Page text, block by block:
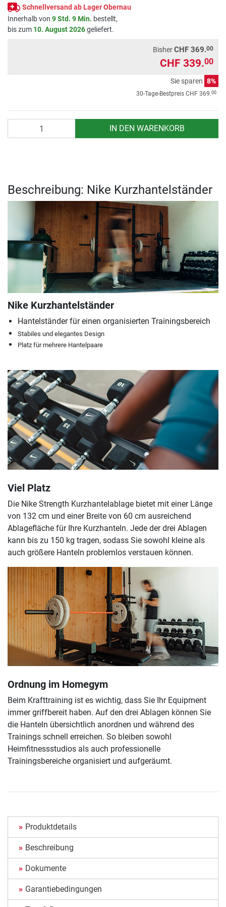
Schnellversand ab Lager Obernau
Innerhalb von 9 Std. 9 Min. bestellt,
bis zum 10. August 2026geliefert.
BisherCHF 369.00
CHF 339.00
Sie sparen 8%
30-Tage-Bestpreis CHF 369.00
IN DEN WARENKORB
Beschreibung: Nike Kurzhantelständer
Nike Kurzhantelständer
Hantelständer für einen organisierten Trainingsbereich
Stabiles und elegantes Design
Platz für mehrere Hantelpaare
Viel Platz
Die Nike Strength Kurzhantelablage bietet mit einer Länge
von 132 cm und einer Breite von 60 cm ausreichend
Ablagefläche für Ihre Kurzhanteln. Jede der drei Ablagen
kann bis zu 150 kg tragen, sodass Sie sowohl kleine als
auch größere Hanteln problemlos verstauen können.
Ordnung im Homegym
Beim Krafttraining ist es wichtig, dass Sie Ihr Equipment
immer griffbereit haben. Auf den drei Ablagen können Sie
die Hanteln übersichtlich anordnen und während des
Trainings schnell erreichen. So bleiben sowohl
Heimfitnessstudios als auch professionelle
Trainingsbereiche organisiert und aufgeräumt.
Produktdetails
Beschreibung
Dokumente
Garantiebedingungen